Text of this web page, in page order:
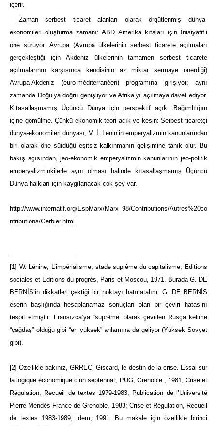
içerir.
Zaman serbest ticaret alanları olarak örgütlenmiş dünya-
ekonomileri oluşturma zamanı: ABD Amerika kıtaları için İnisiyatif’i
öne sürüyor. Avrupa (Avrupa ülkelerinin serbest ticarete açılmaları
gerçekleştiği için Akdeniz ülkelerinin tamamen serbest ticarete
açılmalarının karşısında kendisinin az miktar sermaye önerdiği)
Avrupa-Akdeniz (euro-méditerranéen) programına girişiyor; aynı
zamanda Doğu’ya doğru genişliyor ve Afrika’yı açılmaya davet ediyor.
Kıtasallaşmamış Üçüncü Dünya için perspektif açık: Bağımlılığın
içine gömülme. Çünkü ekonomik teori açık ve kesin: Serbest ticaretçi
dünya-ekonomileri dünyası, V. İ. Lenin’in emperyalizmin kanunlarından
biri olarak öne sürdüğü eşitsiz kalkınmanın gelişimine tanık olur. Bu
bakış açısından, jeo-ekonomik emperyalizmin kanunlarının jeo-politik
emperyalizminkilerle aynı olması halinde kıtasallaşmamış Üçüncü
Dünya halkları için kaygılanacak çok şey var.
http://www.internatif.org/EspMarx/Marx_98/Contributions/Autres%20co
ntributions/Gerbier.html
[1] W. Lénine, L’impérialisme, stade suprême du capitalisme, Editions
sociales et Editions du progrès, Paris et Moscou, 1971. Burada G. DE
BERNİS’in dikkatleri çektiği bir noktayı hatırlatalım. G. DE BERNİS
eserin başlığında hesaplanamaz sonuçları olan bir çeviri hatasını
tespit etmiştir: Fransızca’ya “suprême” olarak çevrilen Rusça kelime
“çağdaş” olduğu gibi “en yüksek” anlamına da geliyor (Yüksek Sovyet
gibi).
[2] Özellikle bakınız, GRREC, Giscard, le destin de la crise. Essai sur
la logique économique d’un septennat, PUG, Grenoble , 1981; Crise et
Régulation, Recueil de textes 1979-1983, Publication de l’Université
Pierre Mendès-France de Grenoble, 1983; Crise et Régulation, Recueil
de textes 1983-1989, idem, 1991. Bu makale için özellikle birinci